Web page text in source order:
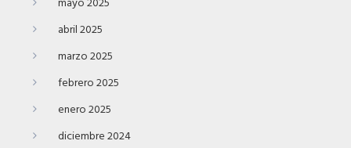
mayo 2025
abril 2025
marzo 2025
febrero 2025
enero 2025
diciembre 2024